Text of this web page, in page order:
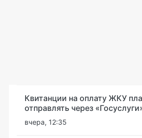
Квитанции на оплату ЖКУ
отправлять через
вчера, 12:35